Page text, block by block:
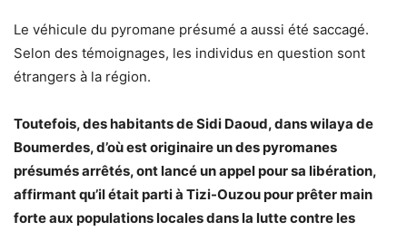
Le véhicule du pyromane présumé a aussi été saccagé.
Selon des témoignages, les individus en question sont
étrangers à la région.
Toutefois, des habitants de Sidi Daoud, dans wilaya de
Boumerdes, d’où est originaire un des pyromanes
présumés arrêtés, ont lancé un appel pour sa libération,
affirmant qu’il était parti à Tizi-Ouzou pour prêter main
forte aux populations locales dans la lutte contre les